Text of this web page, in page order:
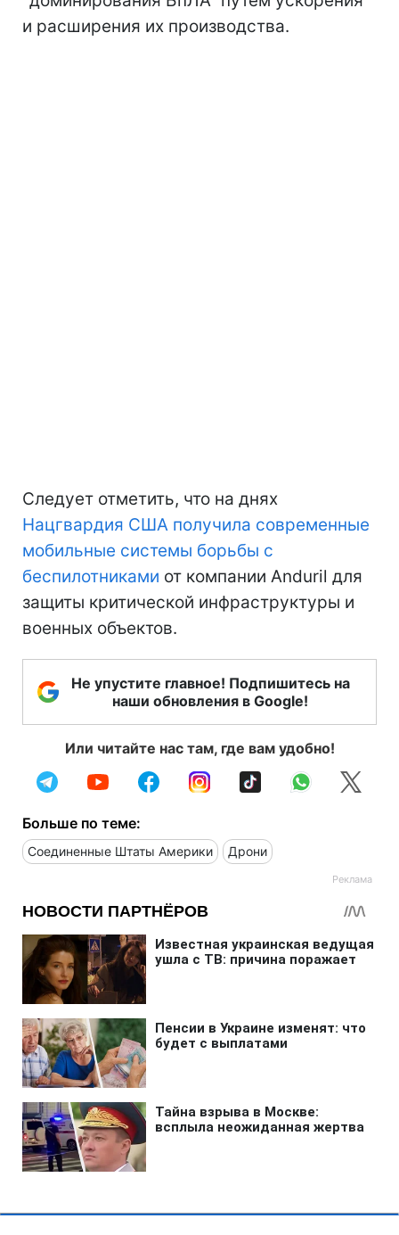
и расширения их производства.
Следует отметить, что на днях
Нацгвардия США получила современные
мобильные системы борьбы с
беспилотниками от компании Anduril для
защиты критической инфраструктуры и
военных объектов.
Не упустите главное! Подпишитесь на
наши обновления в Google!
Или читайте нас там, где вам удобно!
Больше по теме:
Соединенные Штаты Америки Дрони